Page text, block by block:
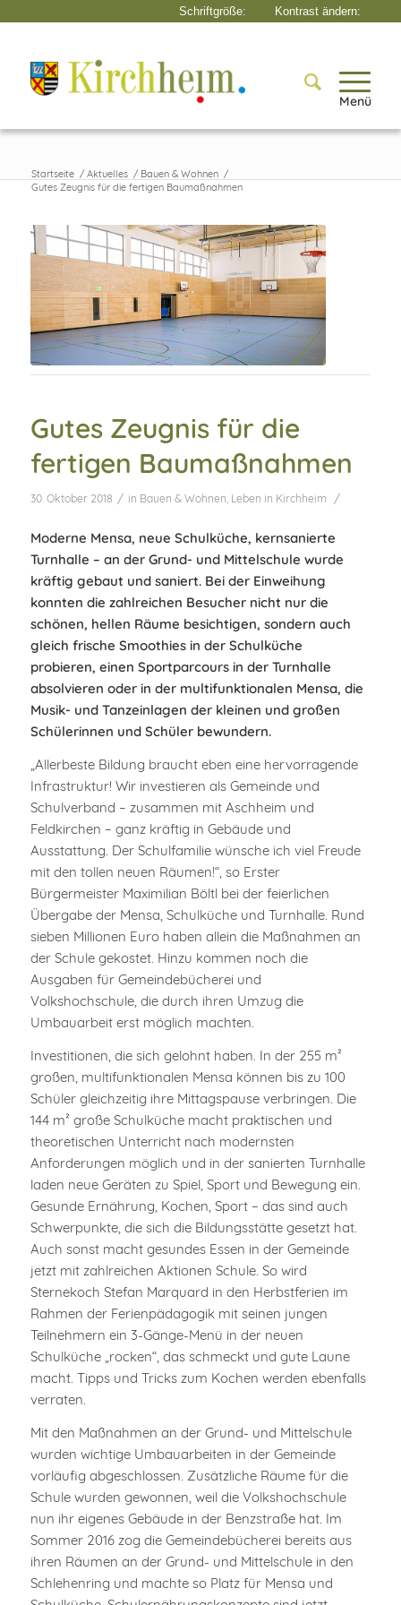
Menü
Startseite / Aktuelles / Bauen & Wohnen /
Gutes Zeugnis für die fertigen Baumaßnahmen
Gutes Zeugnis für die
fertigen Baumaßnahmen
30. Oktober 2018 / in Bauen & Wohnen Leben in Kirchheim /
Moderne Mensa, neue Schulküche, kernsanierte
Turnhalle – an der Grund- und Mittelschule wurde
kräftig gebaut und saniert. Bei der Einweihung
konnten die zahlreichen Besucher nicht nur die
schönen, hellen Räume besichtigen, sondern auch
gleich frische Smoothies in der Schulküche
probieren, einen Sportparcours in der Turnhalle
absolvieren oder in der multifunktionalen Mensa, die
Musik- und Tanzeinlagen der kleinen und großen
Schülerinnen und Schüler bewundern.
„Allerbeste Bildung braucht eben eine hervorragende
Infrastruktur! Wir investieren als Gemeinde und
Schulverband – zusammen mit Aschheim und
Feldkirchen – ganz kräftig in Gebäude und
Ausstattung. Der Schulfamilie wünsche ich viel Freude
mit den tollen neuen Räumen!“, so Erster
Bürgermeister Maximilian Böltl bei der feierlichen
Übergabe der Mensa, Schulküche und Turnhalle. Rund
sieben Millionen Euro haben allein die Maßnahmen an
der Schule gekostet. Hinzu kommen noch die
Ausgaben für Gemeindebücherei und
Volkshochschule, die durch ihren Umzug die
Umbauarbeit erst möglich machten.
Investitionen, die sich gelohnt haben. In der 255 m²
großen, multifunktionalen Mensa können bis zu 100
Schüler gleichzeitig ihre Mittagspause verbringen. Die
144 m² große Schulküche macht praktischen und
theoretischen Unterricht nach modernsten
Anforderungen möglich und in der sanierten Turnhalle
laden neue Geräten zu Spiel, Sport und Bewegung ein.
Gesunde Ernährung, Kochen, Sport – das sind auch
Schwerpunkte, die sich die Bildungsstätte gesetzt hat.
Auch sonst macht gesundes Essen in der Gemeinde
jetzt mit zahlreichen Aktionen Schule. So wird
Sternekoch Stefan Marquard in den Herbstferien im
Rahmen der Ferienpädagogik mit seinen jungen
Teilnehmern ein 3-Gänge-Menü in der neuen
Schulküche „rocken“, das schmeckt und gute Laune
macht. Tipps und Tricks zum Kochen werden ebenfalls
verraten.
Mit den Maßnahmen an der Grund- und Mittelschule
wurden wichtige Umbauarbeiten in der Gemeinde
vorläufig abgeschlossen. Zusätzliche Räume für die
Schule wurden gewonnen, weil die Volkshochschule
nun ihr eigenes Gebäude in der Benzstraße hat. Im
Sommer 2016 zog die Gemeindebücherei bereits aus
ihren Räumen an der Grund- und Mittelschule in den
Schlehenring und machte so Platz für Mensa und